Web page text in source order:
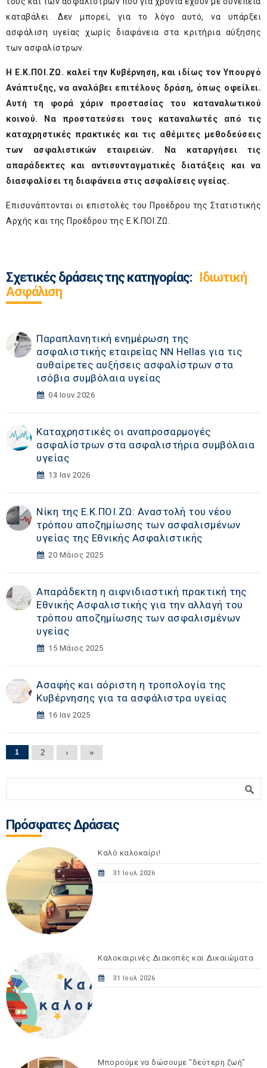
καταβάλει. Δεν μπορεί, για το λόγο αυτό, να υπάρξει
ασφάλιση υγείας χωρίς διαφάνεια στα κριτήρια αύξησης
των ασφαλίστρων.
Η Ε.Κ.ΠΟΙ.ΖΩ. καλεί την Κυβέρνηση, και ιδίως τον Υπουργό
Ανάπτυξης, να αναλάβει επιτέλους δράση, όπως οφείλει.
Αυτή τη φορά χάριν προστασίας του καταναλωτικού
κοινού. Να προστατεύσει τους καταναλωτές από τις
καταχρηστικές πρακτικές και τις αθέμιτες μεθοδεύσεις
των ασφαλιστικών εταιρειών. Να καταργήσει τις
απαράδεκτες και αντισυνταγματικές διατάξεις και να
διασφαλίσει τη διαφάνεια στις ασφαλίσεις υγείας.
Επισυνάπτονται οι επιστολές του Προέδρου της Στατιστικής
Αρχής και της Προέδρου της Ε.Κ.ΠΟΙ.ΖΩ.
Σχετικές δράσεις της κατηγορίας: Ιδιωτική
Ασφάλιση
Παραπλανητική ενημέρωση της
ασφαλιστικής εταιρείας ΝΝ Hellas για τις
αυθαίρετες αυξήσεις ασφαλίστρων στα
ισόβια συμβόλαια υγείας
04 Ιουν 2026
Καταχρηστικές οι αναπροσαρμογές
ασφαλίστρων στα ασφαλιστήρια συμβόλαια
υγείας
13 Ιαν 2026
Νίκη της Ε.Κ.ΠΟΙ.ΖΩ: Αναστολή του νέου
τρόπου αποζημίωσης των ασφαλισμένων
υγείας της Εθνικής Ασφαλιστικής
20 Μάιος 2025
Απαράδεκτη η αιφνιδιαστική πρακτική της
Εθνικής Ασφαλιστικής για την αλλαγή του
τρόπου αποζημίωσης των ασφαλισμένων
υγείας
15 Μάιος 2025
Ασαφής και αόριστη η τροπολογία της
Κυβέρνησης για τα ασφάλιστρα υγείας
16 Ιαν 2025
Σελίδες
1 2 › »
Πρόσφατες Δράσεις
Καλό καλοκαίρι!
31 Ιουλ 2026
Καλοκαιρινές Διακοπές και Δικαιώματα
31 Ιουλ 2026
Μπορούμε να δώσουμε "δεύτερη ζωή"